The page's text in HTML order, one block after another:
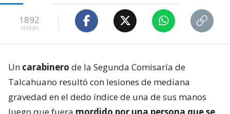
1892
visitas
Un carabinero de la Segunda Comisaría de
Talcahuano resultó con lesiones de mediana
gravedad en el dedo índice de una de sus manos
luego que fuera mordido por una persona que se